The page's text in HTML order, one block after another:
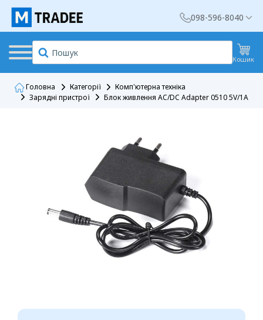
098-596-8040
Кошик
Головна Категорії
Комп'ютерна техніка
Зарядні пристрої
Блок живлення AC/DC Adapter 0510 5V/1A